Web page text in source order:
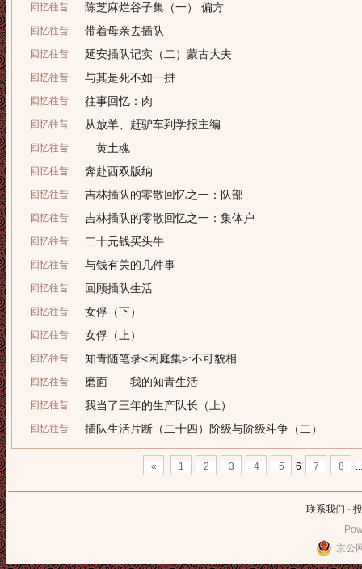
回忆往昔 陈芝麻烂谷子集（一） 偏方
回忆往昔 带着母亲去插队
回忆往昔 延安插队记实（二）蒙古大夫
回忆往昔 与其是死不如一拼
回忆往昔 往事回忆：肉
回忆往昔 从放羊、赶驴车到学报主编
回忆往昔 黄土魂
回忆往昔 奔赴西双版纳
回忆往昔 吉林插队的零散回忆之一：队部
回忆往昔 吉林插队的零散回忆之一：集体户
回忆往昔 二十元钱买头牛
回忆往昔 与钱有关的几件事
回忆往昔 回顾插队生活
回忆往昔 女俘（下）
回忆往昔 女俘（上）
回忆往昔 知青随笔录<闲庭集>:不可貌相
回忆往昔 磨面——我的知青生活
回忆往昔 我当了三年的生产队长（上）
回忆往昔 插队生活片断（二十四）阶级与阶级斗争（二）
« 1 2 3 4 5 6 7 8 ...
联系我们 -
京公